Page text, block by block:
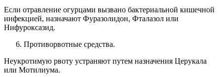
Если отравление огурцами вызвано бактериальной кишечной
инфекцией, назначают Фуразолидон, Фталазол или
Нифуроксазид.
Противорвотные средства.
Неукротимую рвоту устраняют путем назначения Церукала
или Мотилиума.